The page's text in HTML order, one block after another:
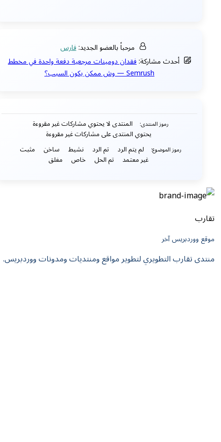
مرحباً بالعضو الجديد:فارس
أحدث مشاركة:فقدان دومينات مرجعية دفعة واحدة في مخطط
Semrush — وش ممكن يكون السبب؟
رموز المنتدى: المنتدى لا يحتوي مشاركات غير مقروءة
يحتوي المنتدى على مشاركات غير مقروءة
رموز الموضوع: لم يتم الرد تم الرد نشيط ساخن مثبت
غير معتمد تم الحل خاص مغلق
تقارب
موقع ووردبريس آخر
منتدى تقارب التطويري لتطوير مواقع ومنتديات ومدونات ووردبريس.